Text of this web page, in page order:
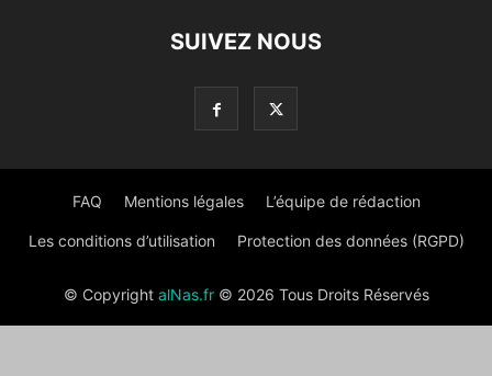
SUIVEZ NOUS
FAQ Mentions légales L’équipe de rédaction
Les conditions d’utilisation Protection des données (RGPD)
© Copyright alNas.fr© 2026 Tous Droits Réservés